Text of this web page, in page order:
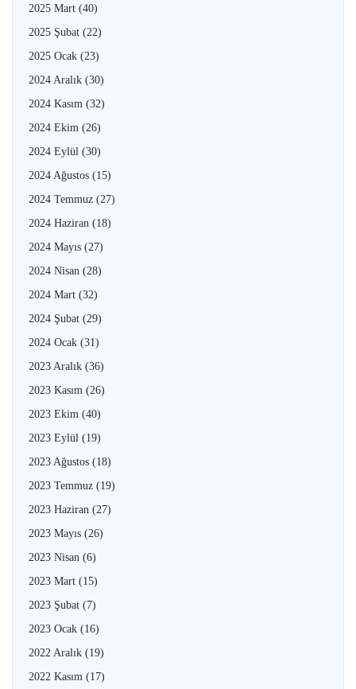
2025 Mart (40)
2025 Şubat (22)
2025 Ocak (23)
2024 Aralık (30)
2024 Kasım (32)
2024 Ekim (26)
2024 Eylül (30)
2024 Ağustos (15)
2024 Temmuz (27)
2024 Haziran (18)
2024 Mayıs (27)
2024 Nisan (28)
2024 Mart (32)
2024 Şubat (29)
2024 Ocak (31)
2023 Aralık (36)
2023 Kasım (26)
2023 Ekim (40)
2023 Eylül (19)
2023 Ağustos (18)
2023 Temmuz (19)
2023 Haziran (27)
2023 Mayıs (26)
2023 Nisan (6)
2023 Mart (15)
2023 Şubat (7)
2023 Ocak (16)
2022 Aralık (19)
2022 Kasım (17)